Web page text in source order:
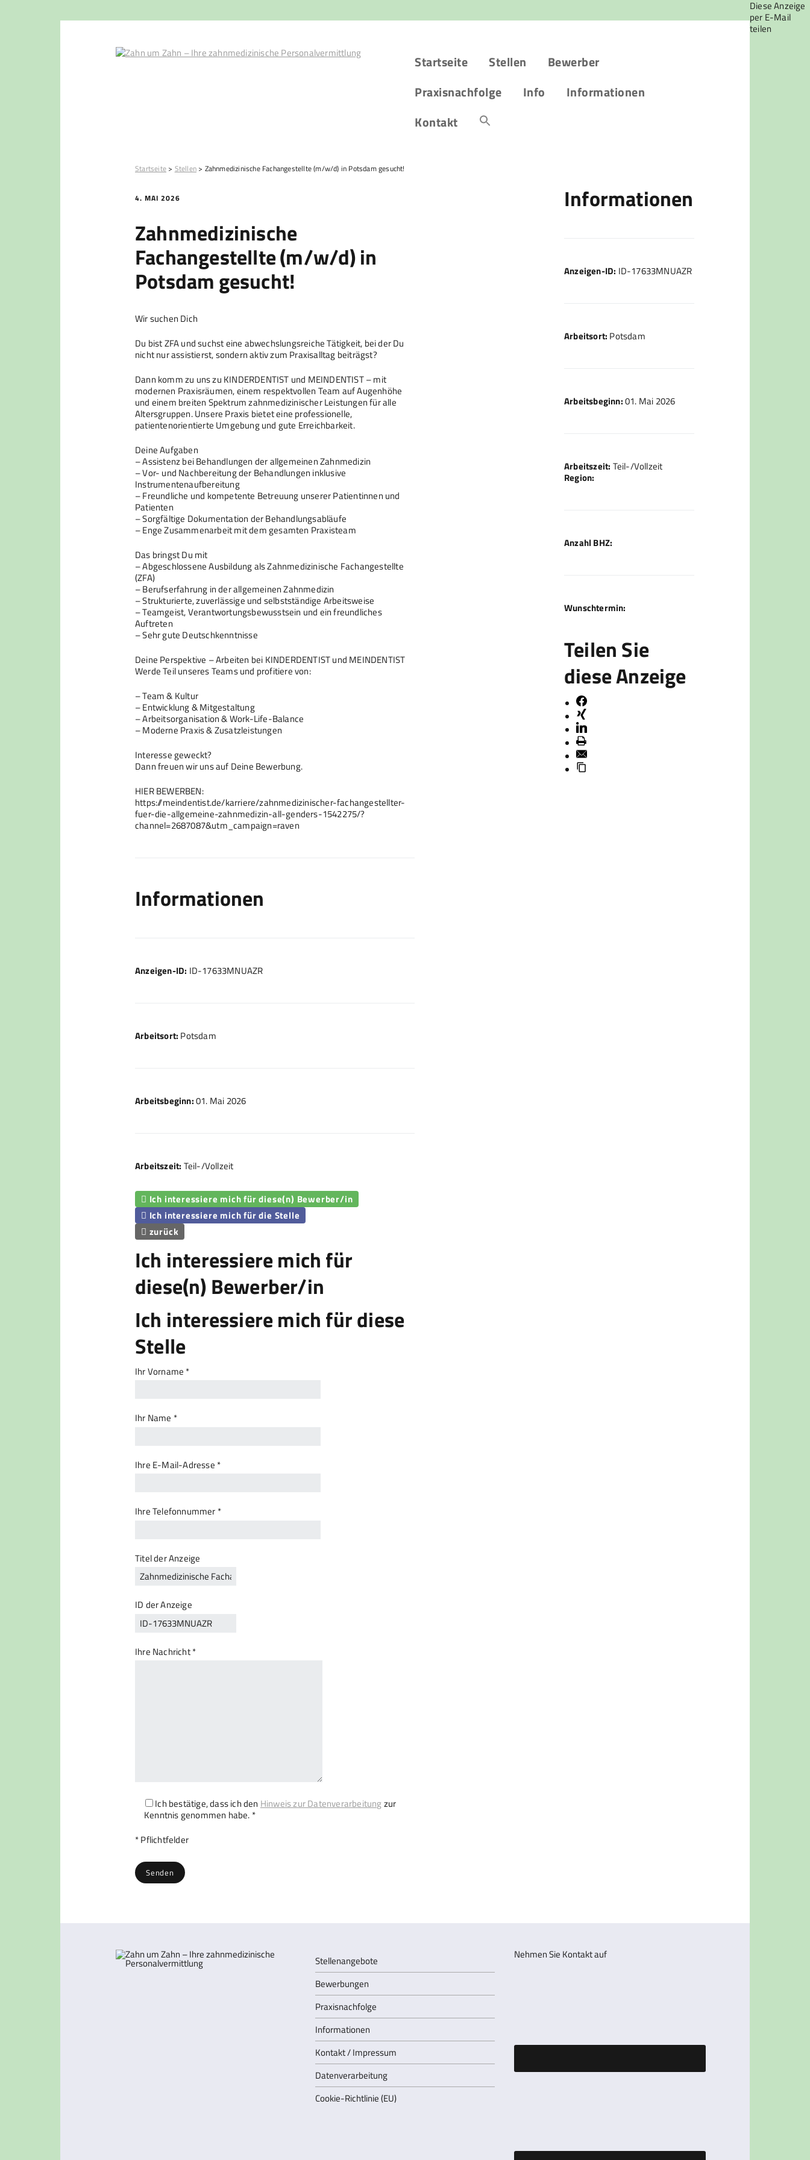
Startseite Stellen
Bewerber
Praxisnachfolge
Info
Informationen
Kontakt
Startseite > Stellen > Zahnmedizinische Fachangestellte (m/w/d) in Potsdam gesucht!
4. MAI 2026
Zahnmedizinische
Fachangestellte (m/w/d) in
Potsdam gesucht!
Wir suchen Dich
Du bist ZFA und suchst eine abwechslungsreiche Tätigkeit, bei der Du
nicht nur assistierst, sondern aktiv zum Praxisalltag beiträgst?
Dann komm zu uns zu KINDERDENTIST und MEINDENTIST – mit
modernen Praxisräumen, einem respektvollen Team auf Augenhöhe
und einem breiten Spektrum zahnmedizinischer Leistungen für alle
Altersgruppen. Unsere Praxis bietet eine professionelle,
patientenorientierte Umgebung und gute Erreichbarkeit.
Deine Aufgaben
– Assistenz bei Behandlungen der allgemeinen Zahnmedizin
– Vor- und Nachbereitung der Behandlungen inklusive
Instrumentenaufbereitung
– Freundliche und kompetente Betreuung unserer Patientinnen und
Patienten
– Sorgfältige Dokumentation der Behandlungsabläufe
– Enge Zusammenarbeit mit dem gesamten Praxisteam
Das bringst Du mit
– Abgeschlossene Ausbildung als Zahnmedizinische Fachangestellte
(ZFA)
– Berufserfahrung in der allgemeinen Zahnmedizin
– Strukturierte, zuverlässige und selbstständige Arbeitsweise
– Teamgeist, Verantwortungsbewusstsein und ein freundliches
Auftreten
– Sehr gute Deutschkenntnisse
Deine Perspektive – Arbeiten bei KINDERDENTIST und MEINDENTIST
Werde Teil unseres Teams und profitiere von:
– Team & Kultur
– Entwicklung & Mitgestaltung
– Arbeitsorganisation & Work-Life-Balance
– Moderne Praxis & Zusatzleistungen
Interesse geweckt?
Dann freuen wir uns auf Deine Bewerbung.
HIER BEWERBEN:
https://meindentist.de/karriere/zahnmedizinischer-fachangestellter-
fuer-die-allgemeine-zahnmedizin-all-genders-1542275/?
channel=2687087&utm_campaign=raven
Informationen
Anzeigen-ID: ID-17633MNUAZR
Arbeitsort: Potsdam
Arbeitsbeginn:01. Mai 2026
Arbeitszeit: Teil-/Vollzeit
 Ich interessiere mich für diese(n) Bewerber/in
 Ich interessiere mich für die Stelle
 zurück
Ich interessiere mich für
diese(n) Bewerber/in
Ich interessiere mich für diese
Stelle
Ihr Vorname *
Ihr Name *
Ihre E-Mail-Adresse *
Ihre Telefonnummer *
Titel der Anzeige
ID der Anzeige
Ihre Nachricht *
Ich bestätige, dass ich den Hinweis zur Datenverarbeitung zur
Kenntnis genommen habe. *
Bitte lasse dieses Feld leer.
* Pflichtfelder
Informationen
Anzeigen-ID: ID-17633MNUAZR
Arbeitsort: Potsdam
Arbeitsbeginn:01. Mai 2026
Arbeitszeit: Teil-/Vollzeit
Region:
Anzahl BHZ:
Wunschtermin:
Teilen Sie
diese Anzeige
Stellenangebote
Bewerbungen
Praxisnachfolge
Informationen
Kontakt / Impressum
Datenverarbeitung
Cookie-Richtlinie (EU)
Nehmen Sie Kontakt auf
Diese Anzeige
per E-Mail
teilen